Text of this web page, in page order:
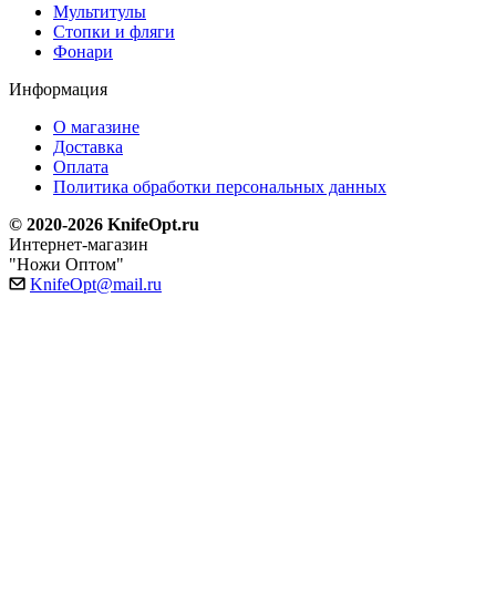
Мультитулы
Стопки и фляги
Фонари
Информация
О магазине
Доставка
Оплата
Политика обработки персональных данных
© 2020-2026 KnifeOpt.ru
Интернет-магазин
"Ножи Оптом"
KnifeOpt@mail.ru